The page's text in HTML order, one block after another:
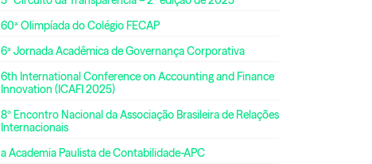
60ª Olimpíada do Colégio FECAP
6ª Jornada Acadêmica de Governança Corporativa
6th International Conference on Accounting and Finance
Innovation (ICAFI 2025)
8º Encontro Nacional da Associação Brasileira de Relações
Internacionais
a Academia Paulista de Contabilidade-APC